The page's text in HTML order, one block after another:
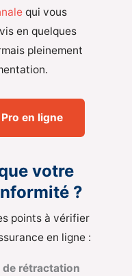
qui vous
en quelques
pleinement
en ligne
votre
?
points à vérifier
en ligne :
de rétractation